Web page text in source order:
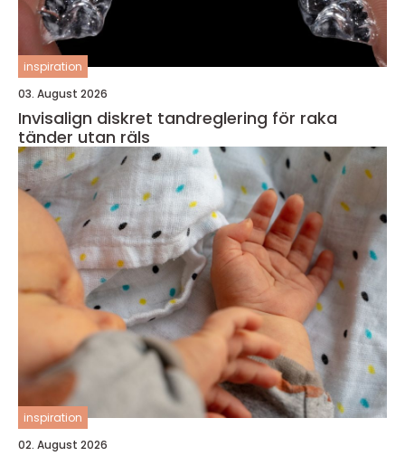
inspiration
03. August 2026
Invisalign diskret tandreglering för raka
tänder utan räls
inspiration
02. August 2026